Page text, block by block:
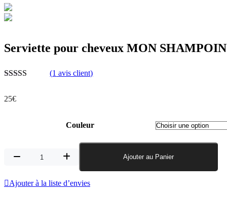
Serviette pour cheveux MON
(1 avis client)
25€
Couleur
quantité
pour
Ajouter au Panier
Ajouter à la liste d’envies